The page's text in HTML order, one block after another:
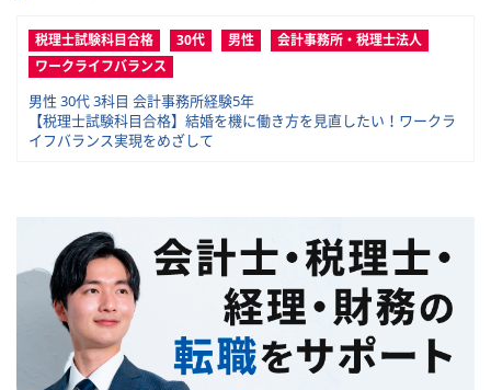
税理士試験科目合格 30代 男性
会計事務所・税理士法人
ワークライフバランス
男性 30代 3科目 会計事務所経験5年
【税理士試験科目合格】結婚を機に働き方を見直したい！ワークラ
イフバランス実現をめざして